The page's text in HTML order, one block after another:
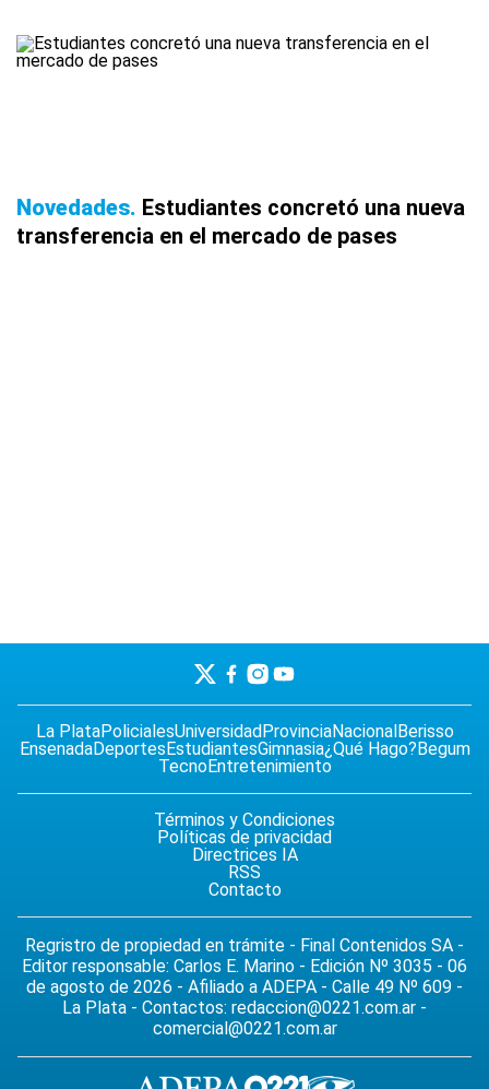
Novedades Estudiantes concretó una nueva
transferencia en el mercado de pases
La PlataPolicialesUniversidad ProvinciaNacional Berisso
EnsenadaDeportes EstudiantesGimnasia¿Qué Hago? Begum
TecnoEntretenimiento
Términos y Condiciones
Políticas de privacidad
Directrices IA
RSS
Contacto
Regristro de propiedad en trámite - Final Contenidos SA -
Editor responsable: Carlos E. Marino - Edición Nº 3035 - 06
de agosto de 2026 - Afiliado a ADEPA - Calle 49 Nº 609 -
La Plata - Contactos: redaccion@0221.com.ar -
comercial@0221.com.ar